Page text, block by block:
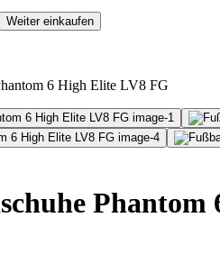
Weiter einkaufen
6 High Elite LV8 FG